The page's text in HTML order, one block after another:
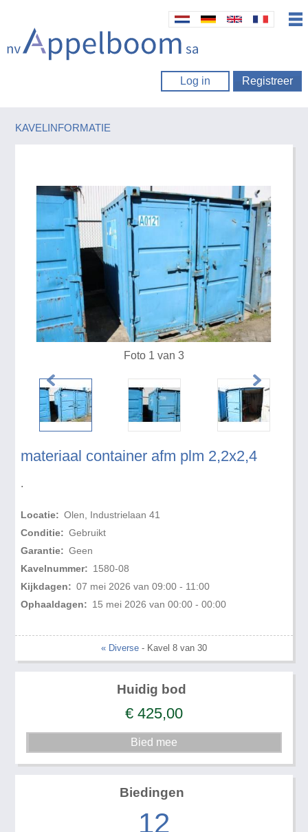
Log in Registreer
KAVELINFORMATIE
materiaal container afm plm 2,2x2,4
.
Locatie: Olen, Industrielaan 41
Conditie: Gebruikt
Garantie: Geen
Kavelnummer: 1580-08
Kijkdagen: 07 mei 2026 van 09:00 - 11:00
Ophaaldagen: 15 mei 2026 van 00:00 - 00:00
Foto 1 van 3
« Diverse - Kavel 8 van 30
Huidig bod
€ 425,00
Biedingen
12